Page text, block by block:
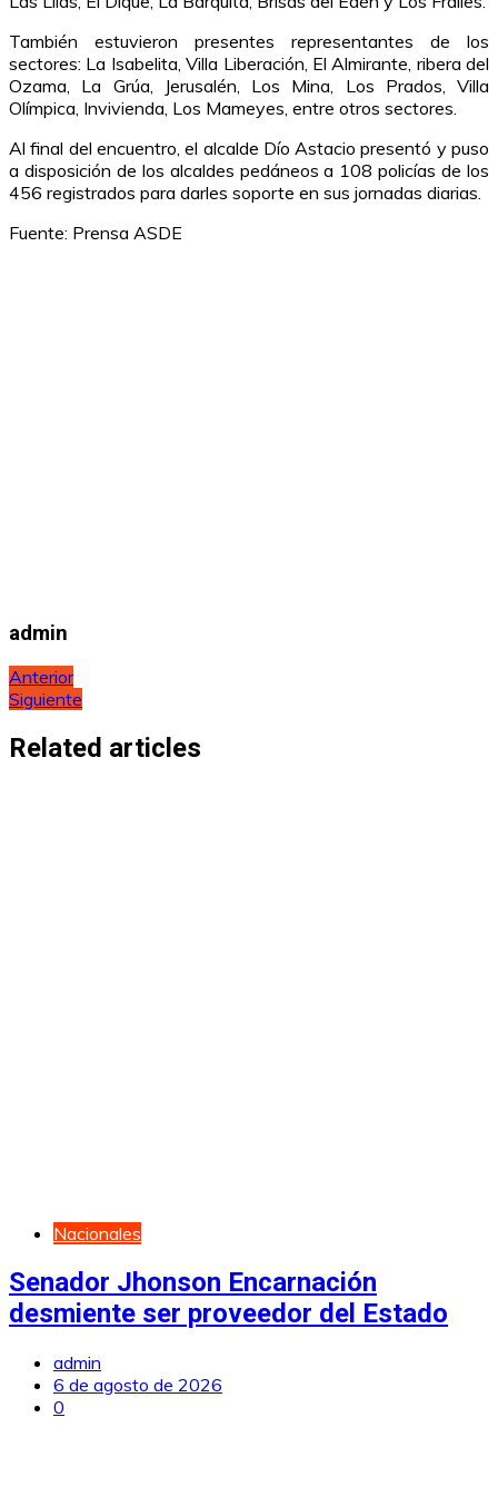
También estuvieron presentes representantes de los
sectores: La Isabelita, Villa Liberación, El Almirante, ribera del
Ozama, La Grúa, Jerusalén, Los Mina, Los Prados, Villa
Olímpica, Invivienda, Los Mameyes, entre otros sectores.
Al final del encuentro, el alcalde Dío Astacio presentó y puso
a disposición de los alcaldes pedáneos a 108 policías de los
456 registrados para darles soporte en sus jornadas diarias.
Fuente: Prensa ASDE
admin
Navegación
de
entradas
Anterior
Siguiente
Related articles
Nacionales
Senador Jhonson Encarnación
desmiente ser proveedor del Estado
admin
6 de agosto de 2026
0